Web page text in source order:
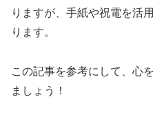
りますが、手紙や祝電を活
ります。
この記事を参考にして、心
ましょう！